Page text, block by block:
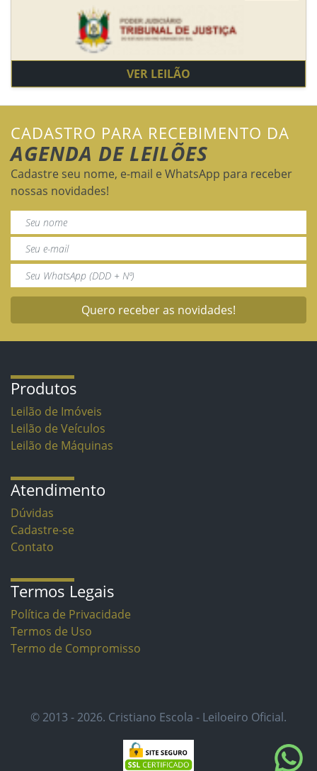
VER LEILÃO
CADASTRO PARA RECEBIMENTO DA
AGENDA DE LEILÕES
Cadastre seu nome, e-mail e WhatsApp para receber
nossas novidades!
Quero receber as novidades!
Produtos
Leilão de Imóveis
Leilão de Veículos
Leilão de Máquinas
Atendimento
Dúvidas
Cadastre-se
Contato
Termos Legais
Política de Privacidade
Termos de Uso
Termo de Compromisso
© 2013 - 2026. Cristiano Escola - Leiloeiro Oficial.